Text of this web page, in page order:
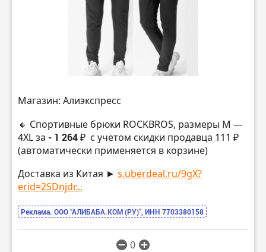
Магазин: Алиэкспресс
🔸 Спортивные брюки ROCKBROS, размеры M —
4XL за - 1 264 ₽ с учетом скидки продавца 111 ₽
(автоматически применяется в корзине)
Доставка из Китая ► s.uberdeal.ru/9gX?
erid=2SDnjdr...
Реклама. ООО “АЛИБАБА.КОМ (РУ)”, ИНН 7703380158
0